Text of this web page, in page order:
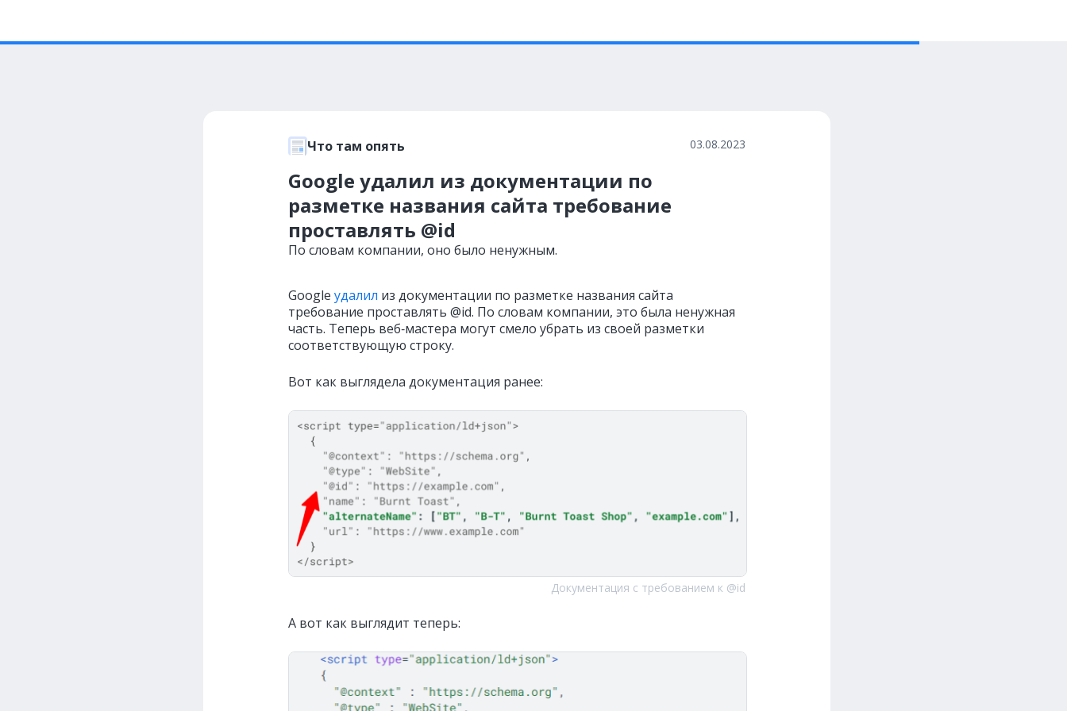
Что там опять 03.08.2023
Google удалил из документации по
разметке названия сайта требование
проставлять @id
По словам компании, оно было ненужным.
Google удалил из документации по разметке названия сайта
требование проставлять @id. По словам компании, это была ненужная
часть. Теперь веб‑мастера могут смело убрать из своей разметки
соответствующую строку.
Вот как выглядела документация ранее:
Документация с требованием к @id
А вот как выглядит теперь: